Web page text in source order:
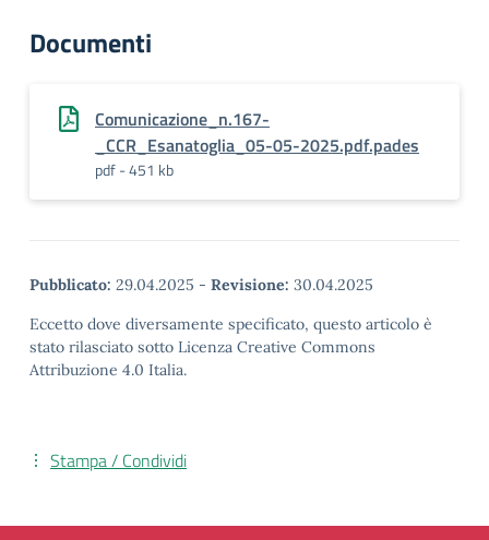
Documenti
Comunicazione_n.167-
_CCR_Esanatoglia_05-05-2025.pdf.pades
pdf - 451 kb
Pubblicato: 29.04.2025 - Revisione: 30.04.2025
Eccetto dove diversamente specificato, questo articolo è
stato rilasciato sotto Licenza Creative Commons
Attribuzione 4.0 Italia.
Stampa / Condividi